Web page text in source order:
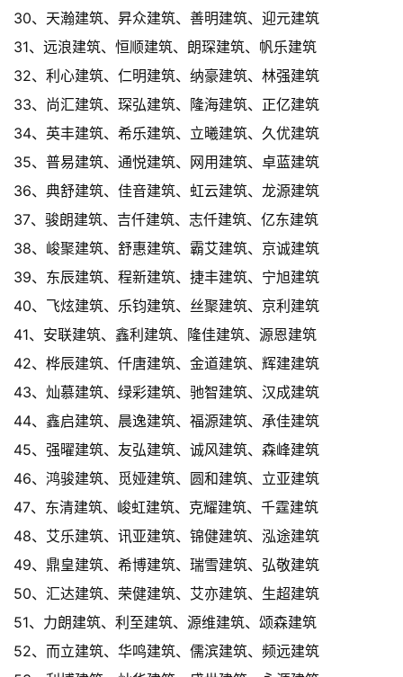
30、天瀚建筑、昇众建筑、善明建筑、迎元建筑
31、远浪建筑、恒顺建筑、朗琛建筑、帆乐建筑
32、利心建筑、仁明建筑、纳豪建筑、林强建筑
33、尚汇建筑、琛弘建筑、隆海建筑、正亿建筑
34、英丰建筑、希乐建筑、立曦建筑、久优建筑
35、普易建筑、通悦建筑、网用建筑、卓蓝建筑
36、典舒建筑、佳音建筑、虹云建筑、龙源建筑
37、骏朗建筑、吉仟建筑、志仟建筑、亿东建筑
38、峻聚建筑、舒惠建筑、霸艾建筑、京诚建筑
39、东辰建筑、程新建筑、捷丰建筑、宁旭建筑
40、飞炫建筑、乐钧建筑、丝聚建筑、京利建筑
41、安联建筑、鑫利建筑、隆佳建筑、源恩建筑
42、桦辰建筑、仟唐建筑、金道建筑、辉建建筑
43、灿慕建筑、绿彩建筑、驰智建筑、汉成建筑
44、鑫启建筑、晨逸建筑、福源建筑、承佳建筑
45、强曜建筑、友弘建筑、诚风建筑、森峰建筑
46、鸿骏建筑、觅娅建筑、圆和建筑、立亚建筑
47、东清建筑、峻虹建筑、克耀建筑、千霆建筑
48、艾乐建筑、讯亚建筑、锦健建筑、泓途建筑
49、鼎皇建筑、希博建筑、瑞雪建筑、弘敬建筑
50、汇达建筑、荣健建筑、艾亦建筑、生超建筑
51、力朗建筑、利至建筑、源维建筑、颂森建筑
52、而立建筑、华鸣建筑、儒滨建筑、频远建筑